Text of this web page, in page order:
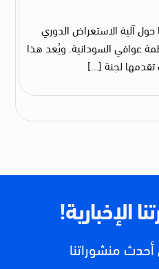
حول آلية الاستعراض الدوري
عوافي السودانية. ويُعد هذا
تقدمها لجنة […]
الإخبارية!
منشوراتنا